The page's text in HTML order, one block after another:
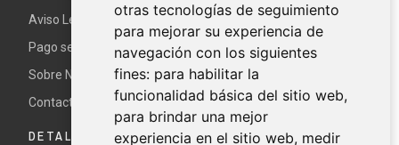
otras tecnologías de seguimiento
para mejorar su experiencia de
navegación con los siguientes
fines: para habilitar la
funcionalidad básica del sitio web,
para brindar una mejor
experiencia en el sitio web, medir
Aviso Legal y términos y condiciones
Pago seguro
Sobre Nur
Contacte con nosotros
DETALLES DE CONTACTO